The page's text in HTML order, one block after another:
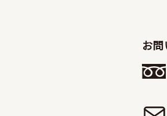
お